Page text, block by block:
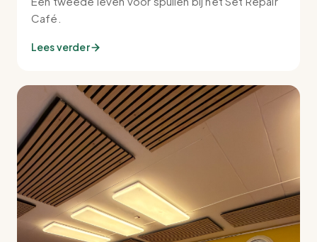
Café.
Lees verder